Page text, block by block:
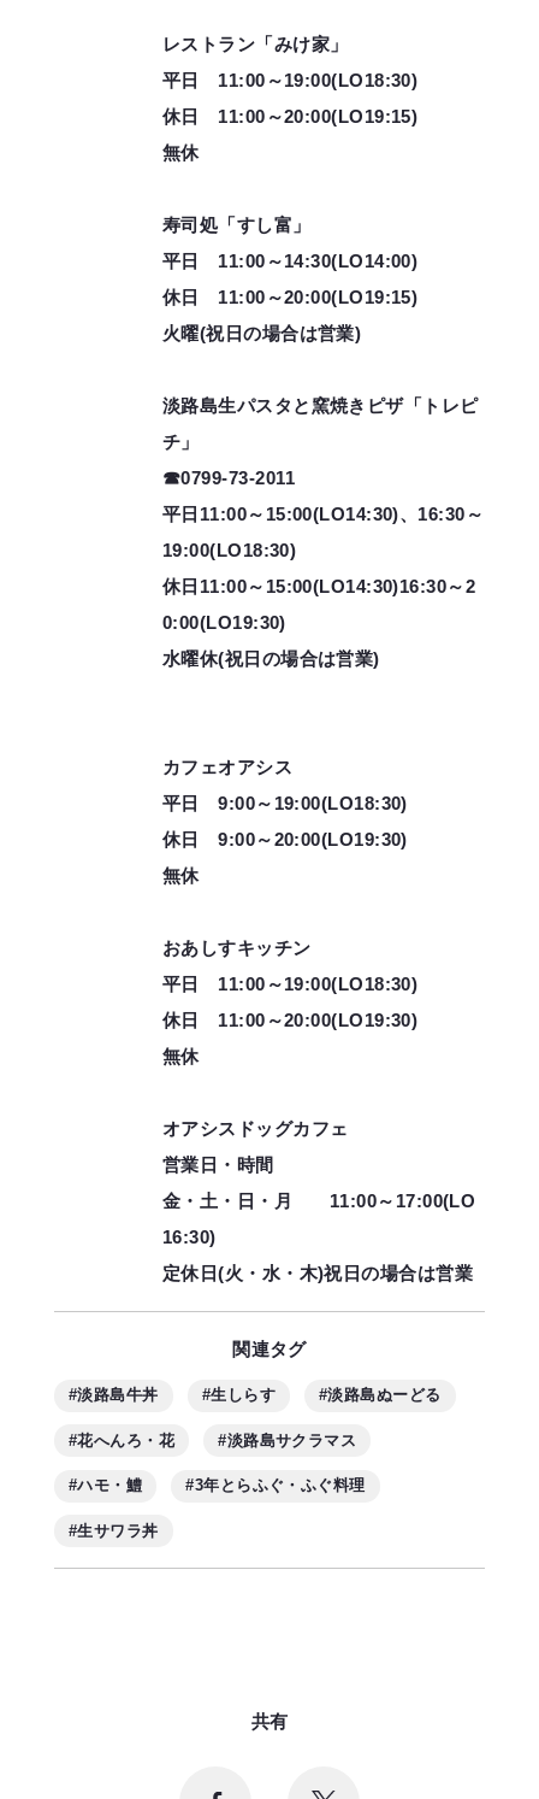
レストラン「みけ家」
平日 11:00～19:00(LO18:30)
休日 11:00～20:00(LO19:15)
無休
寿司処「すし富」
平日 11:00～14:30(LO14:00)
休日 11:00～20:00(LO19:15)
火曜(祝日の場合は営業)
淡路島生パスタと窯焼きピザ「トレピ
チ」
☎0799-73-2011
平日11:00～15:00(LO14:30)、16:30～
19:00(LO18:30)
休日11:00～15:00(LO14:30)16:30～2
0:00(LO19:30)
水曜休(祝日の場合は営業)
カフェオアシス
平日 9:00～19:00(LO18:30)
休日 9:00～20:00(LO19:30)
無休
おあしすキッチン
平日 11:00～19:00(LO18:30)
休日 11:00～20:00(LO19:30)
無休
オアシスドッグカフェ
営業日・時間
金・土・日・月 11:00～17:00(LO
16:30)
定休日(火・水・木)祝日の場合は営業
関連タグ
#淡路島牛丼 #生しらす #淡路島ぬーどる
#花へんろ・花 #淡路島サクラマス
#ハモ・鱧 #3年とらふぐ・ふぐ料理
#生サワラ丼
共有